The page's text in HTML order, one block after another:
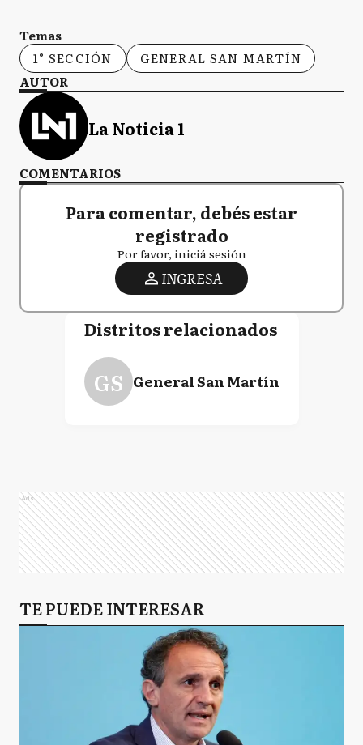
Temas
1° SECCIÓN
GENERAL SAN MARTÍN
AUTOR
La Noticia 1
COMENTARIOS
Para comentar, debés estar
registrado
Por favor, iniciá sesión
INGRESA
Distritos relacionados
GS General San Martín
Ads
TE PUEDE INTERESAR